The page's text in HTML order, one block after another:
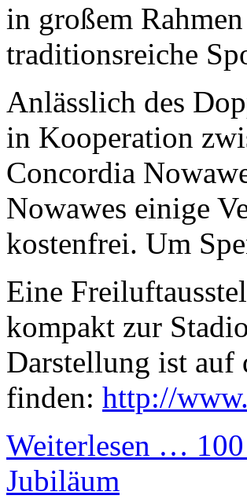
in großem
traditionsreiche
Anlässlich des
in Kooperation
Concordia
Nowawes einige
kostenfrei. Um
Eine
kompakt zur
Darstellung ist auf
finden: http://
Weiterlesen …
Jubiläum